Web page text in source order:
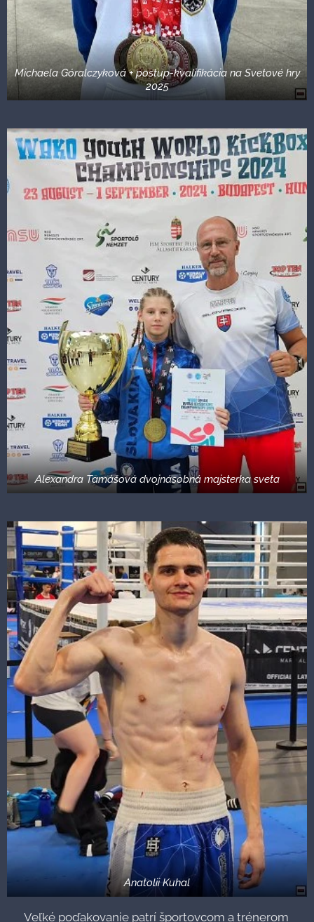
Michaela Góralczyková + postup-kvalifikácia na Svetové hry
2025
Alexandra Tamášová dvojnásobná majsterka sveta
Anatolii Kuhal
🙏 Veľké poďakovanie patrí športovcom a trénerom